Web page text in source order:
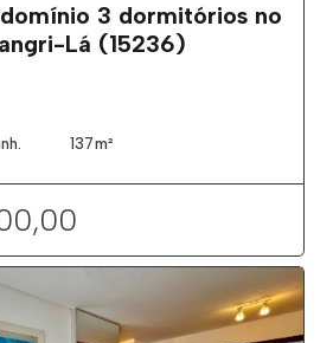
3 dormitórios no
Lá (15236)
137m²